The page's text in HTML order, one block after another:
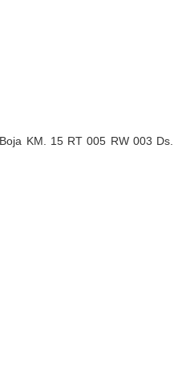
KM. 15 RT 005 RW 003 Ds.